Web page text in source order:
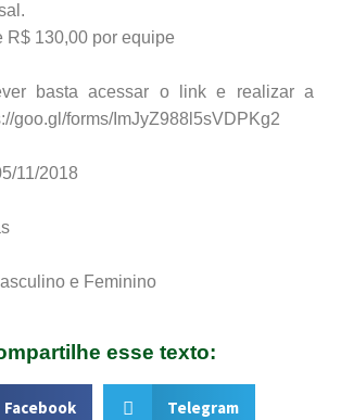
R$ 130,00 por equipe
basta acessar o link e realizar a
goo.gl/forms/ImJyZ988l5sVDPKg2
11/2018
e Feminino
esse texto:
Facebook Telegram